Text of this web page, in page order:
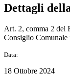
Dettagli
Art. 2, comma 2 del
Consiglio Comunale
Data:
18 Ottobre 2024